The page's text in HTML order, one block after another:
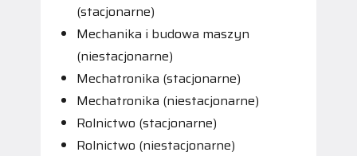
(stacjonarne)
Mechanika i budowa maszyn
(niestacjonarne)
Mechatronika (stacjonarne)
Mechatronika (niestacjonarne)
Rolnictwo (stacjonarne)
Rolnictwo (niestacjonarne)